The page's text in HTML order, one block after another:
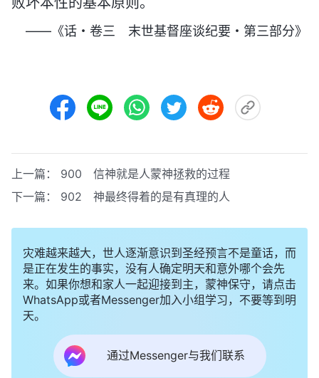
——《话・卷三 末世基督座谈纪要・第三部分》
上一篇： 900 信神就是人蒙神拯救的过程
下一篇： 902 神最终得着的是有真理的人
灾难越来越大，世人逐渐意识到圣经预言不是童话，而
是正在发生的事实，没有人确定明天和意外哪个会先
来。如果你想和家人一起迎接到主，蒙神保守，请点击
WhatsApp或者Messenger加入小组学习，不要等到明
天。
通过Messenger与我们联系